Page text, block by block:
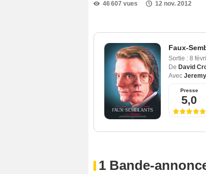
46 607 vues 12 nov. 2012
Faux-
Sortie : 8
De David
Avec
Presse
5,0
1 Bande-